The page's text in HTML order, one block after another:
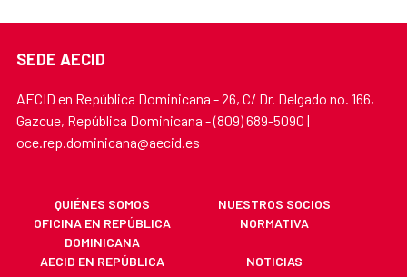
SEDE AECID
AECID en República Dominicana - 26, C/ Dr. Delgado no. 166,
Gazcue, República Dominicana - (809) 689-5090 |
oce.rep.dominicana@aecid.es
QUIÉNES SOMOS
NUESTROS SOCIOS
OFICINA EN REPÚBLICA
DOMINICANA
NORMATIVA
AECID EN REPÚBLICA
NOTICIAS